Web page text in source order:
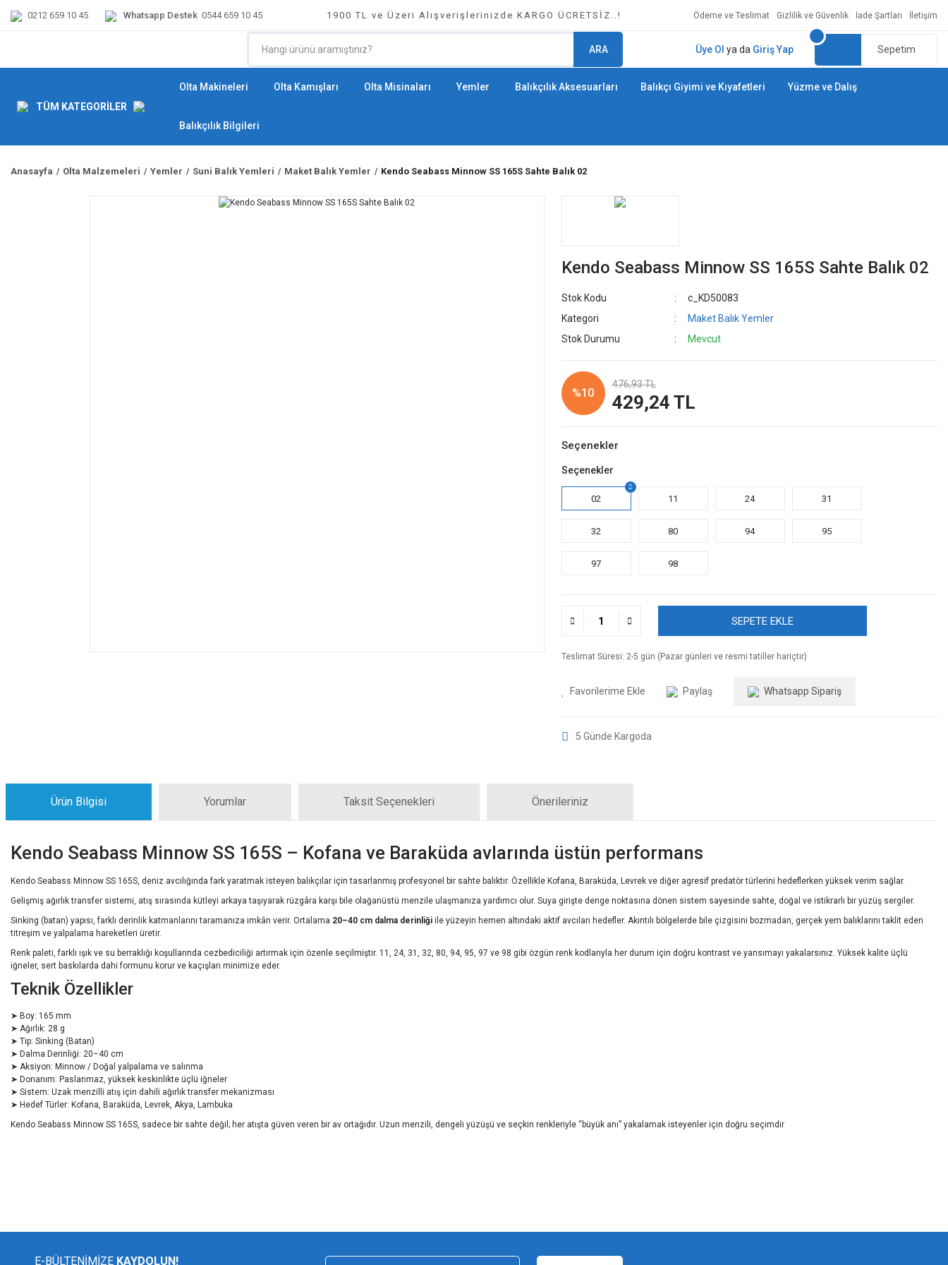
0212 659 10 45 Whatsapp Destek 0544 659 10 45 1900 TL ve Üzeri Alışverişlerinizde KARGO ÜCRETSİZ..! Ödeme ve Teslimat Gizlilik ve Güvenlik İade Şartları İletişim
ARA Üye Ol ya da Giriş Yap Sepetim
TÜM KATEGORİLER
Olta Makineleri Olta Kamışları Olta Misinaları Yemler Balıkçılık Aksesuarları Balıkçı Giyimi ve Kıyafetleri Yüzme ve Dalış
Balıkçılık Bilgileri
Anasayfa Olta Malzemeleri Yemler Suni Balık Yemleri Maket Balık Yemler Kendo Seabass Minnow SS 165S Sahte Balık 02
Kendo Seabass Minnow SS 165S Sahte Balık 02
Stok Kodu
c_KD50083
Kategori
Maket Balık Yemler
Stok Durumu
Mevcut
%10
476,93 TL
429,24 TL
Seçenekler
Seçenekler
02 11 24 31
32 80 94 95
97 98
SEPETE EKLE
Teslimat Süresi: 2-5 gün (Pazar günleri ve resmi tatiller hariçtir)
Paylaş Whatsapp Sipariş
5 Günde Kargoda
Ürün Bilgisi Yorumlar Taksit Seçenekleri Önerileriniz
Kendo Seabass Minnow SS 165S – Kofana ve Baraküda avlarında üstün performans
Kendo Seabass Minnow SS 165S, deniz avcılığında fark yaratmak isteyen balıkçılar için tasarlanmış profesyonel bir sahte balıktır. Özellikle Kofana, Baraküda, Levrek ve diğer agresif predatör türlerini hedeflerken yüksek verim sağlar.
Gelişmiş ağırlık transfer sistemi, atış sırasında kütleyi arkaya taşıyarak rüzgâra karşı bile olağanüstü menzile ulaşmanıza yardımcı olur. Suya girişte denge noktasına dönen sistem sayesinde sahte, doğal ve istikrarlı bir yüzüş sergiler.
Sinking (batan) yapısı, farklı derinlik katmanlarını taramanıza imkân verir. Ortalama 20–40 cm dalma derinliği ile yüzeyin hemen altındaki aktif avcıları hedefler. Akıntılı bölgelerde bile çizgisini bozmadan, gerçek yem balıklarını taklit eden
titreşim ve yalpalama hareketleri üretir.
Renk paleti, farklı ışık ve su berraklığı koşullarında cezbediciliği artırmak için özenle seçilmiştir. 11, 24, 31, 32, 80, 94, 95, 97 ve 98 gibi özgün renk kodlarıyla her durum için doğru kontrast ve yansımayı yakalarsınız. Yüksek kalite üçlü
iğneler, sert baskılarda dahi formunu korur ve kaçışları minimize eder.
Teknik Özellikler
➤ Boy: 165 mm
➤ Ağırlık: 28 g
➤ Tip: Sinking (Batan)
➤ Dalma Derinliği: 20–40 cm
➤ Aksiyon: Minnow / Doğal yalpalama ve salınma
➤ Donanım: Paslanmaz, yüksek keskinlikte üçlü iğneler
➤ Sistem: Uzak menzilli atış için dahili ağırlık transfer mekanizması
➤ Hedef Türler: Kofana, Baraküda, Levrek, Akya, Lambuka
Kendo Seabass Minnow SS 165S, sadece bir sahte değil; her atışta güven veren bir av ortağıdır. Uzun menzili, dengeli yüzüşü ve seçkin renkleriyle “büyük anı” yakalamak isteyenler için doğru seçimdir
Ürün açıklamasında eksik bilgiler bulunuyor.
E-BÜLTENİMİZE KAYDOLUN!